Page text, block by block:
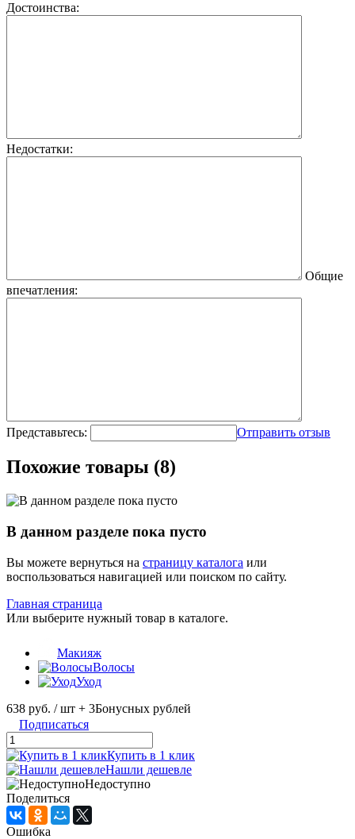
Достоинства:
Недостатки:
Общие
впечатления:
Представьтесь: Отправить отзыв
Похожие товары (8)
В данном разделе пока пусто
Вы можете вернуться на страницу каталога или
воспользоваться навигацией или поиском по сайту.
Главная страница
Или выберите нужный товар в каталоге.
Макияж
Волосы
Уход
638 руб. / шт + 3Бонусных рублей
Подписаться
Купить в 1 клик
Нашли дешевле
Недоступно
Поделиться
Ошибка